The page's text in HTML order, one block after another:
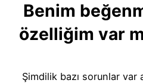
Benim
özelliğim var
Şimdilik bazı sorunlar var